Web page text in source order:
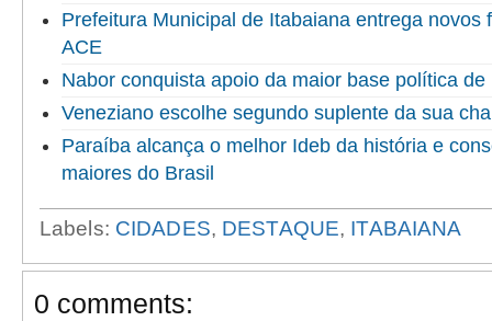
Prefeitura Municipal de Itabaiana entrega novos
ACE
Nabor conquista apoio da maior base política de
Veneziano escolhe segundo suplente da sua
Paraíba alcança o melhor Ideb da história e
maiores do Brasil
Labels: CIDADES, DESTAQUE, ITABAIANA
0 comments: